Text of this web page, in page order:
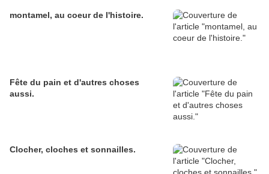
montamel, au coeur de l'histoire.
Fête du pain et d'autres choses
aussi.
Clocher, cloches et sonnailles.